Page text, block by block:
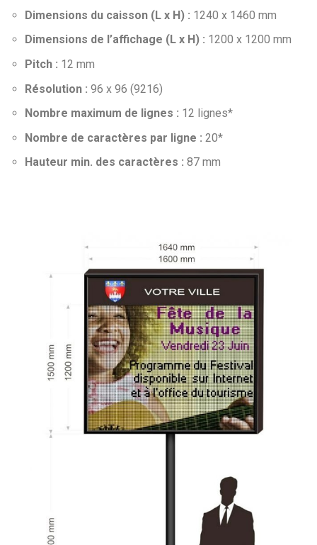
Dimensions du caisson (L x H) : 1240 x 1460 mm
Dimensions de l’affichage (L x H) : 1200 x 1200 mm
Pitch : 12 mm
Résolution : 96 x 96 (9216)
Nombre maximum de lignes : 12 lignes*
Nombre de caractères par ligne : 20*
Hauteur min. des caractères : 87 mm